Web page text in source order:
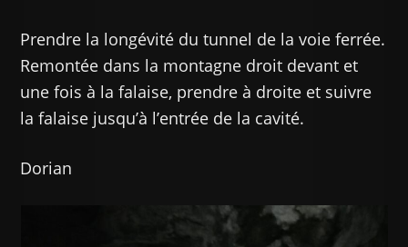
Prendre la longévité du tunnel de la voie ferrée.
Remontée dans la montagne droit devant et
une fois à la falaise, prendre à droite et suivre
la falaise jusqu’à l’entrée de la cavité.
Dorian